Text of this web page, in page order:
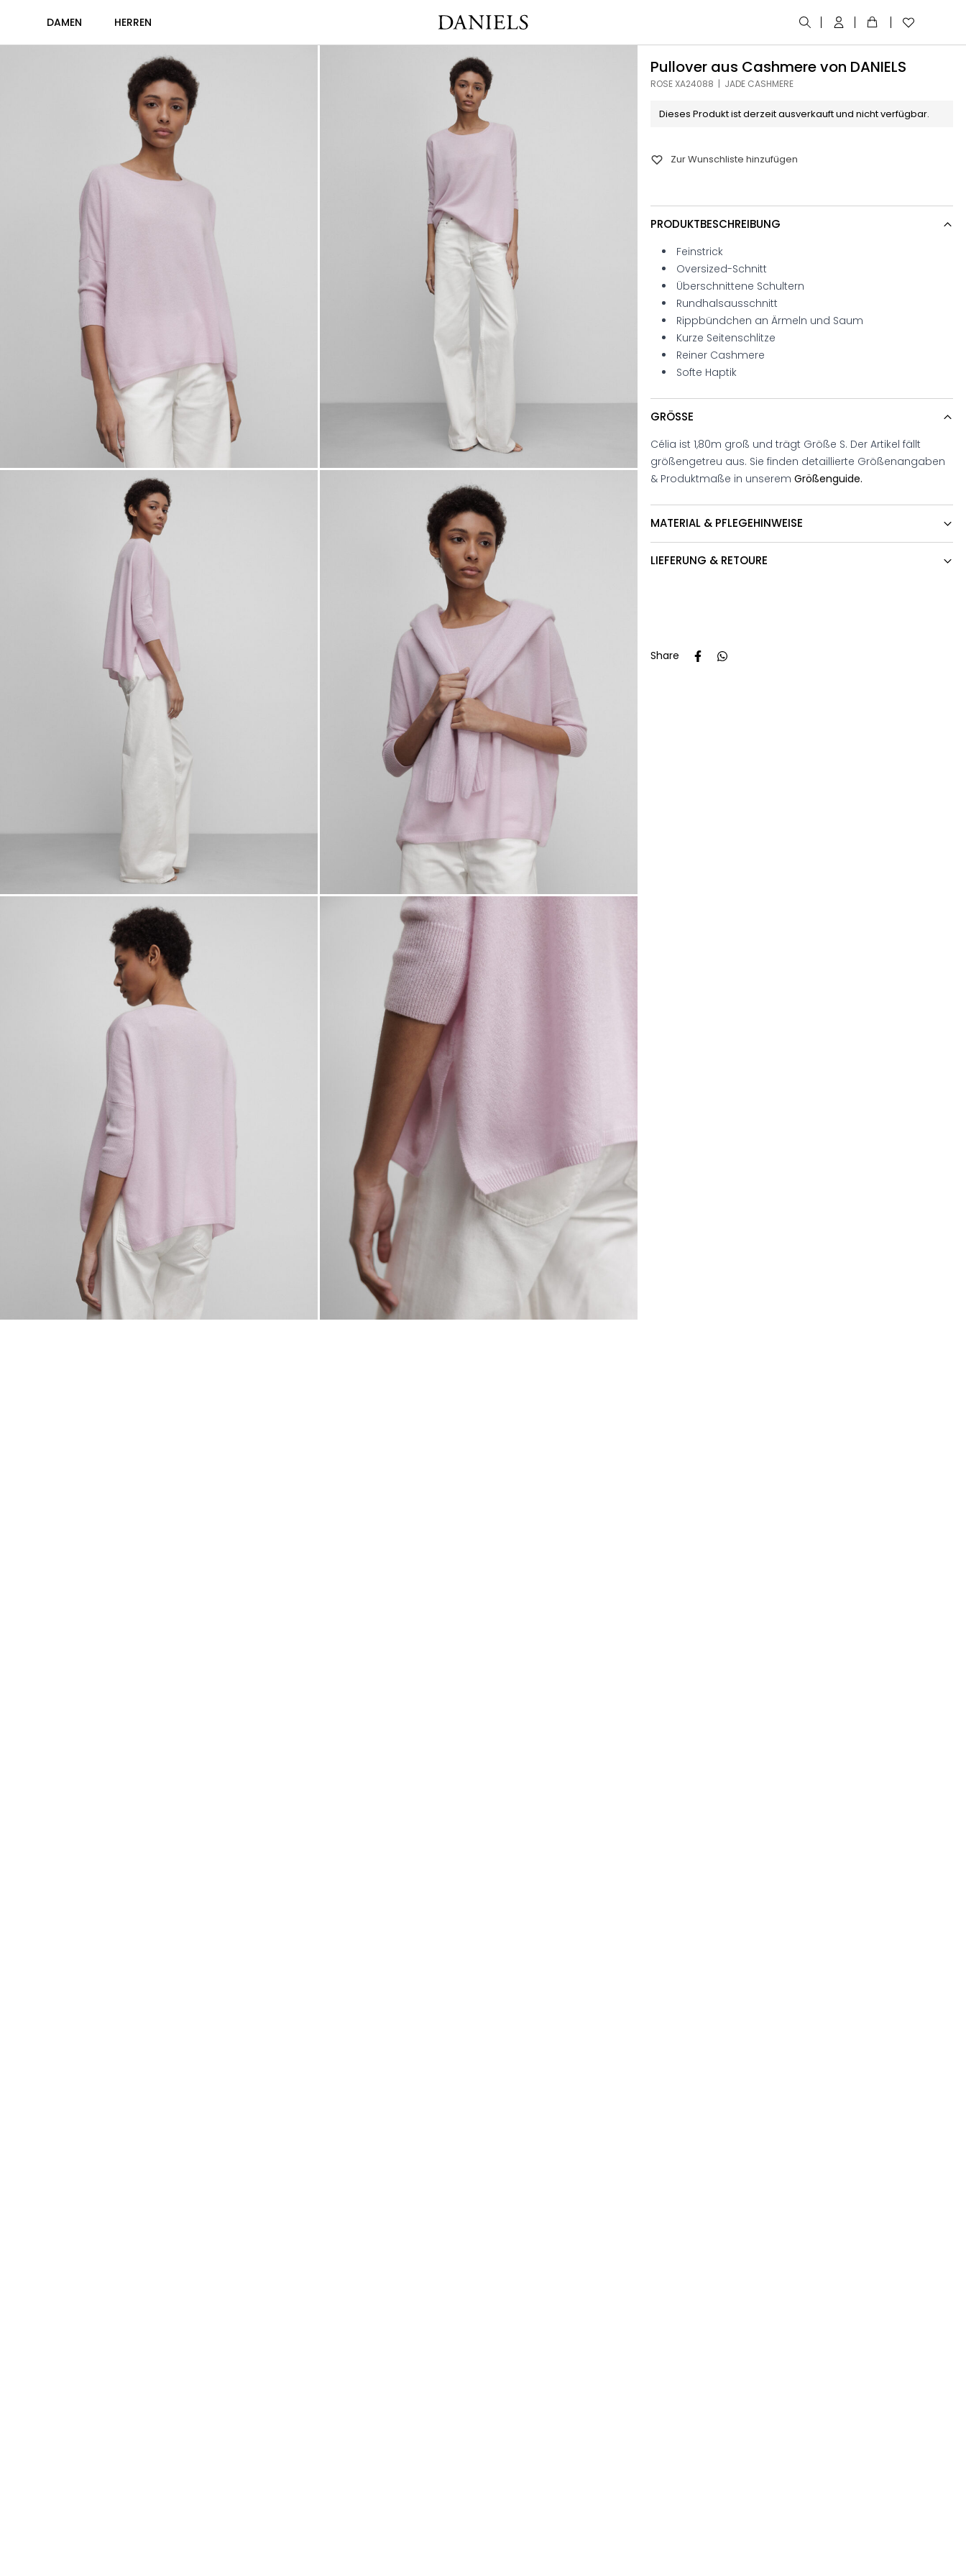
DAMEN HERREN
Pullover aus Cashmere von DANIELS
ROSE XA24088 | JADE CASHMERE
Dieses Produkt ist derzeit ausverkauft und nicht verfügbar.
Zur Wunschliste hinzufügen
PRODUKTBESCHREIBUNG
Feinstrick
Oversized-Schnitt
Überschnittene Schultern
Rundhalsausschnitt
Rippbündchen an Ärmeln und Saum
Kurze Seitenschlitze
Reiner Cashmere
Softe Haptik
GRÖSSE
Célia ist 1,80m groß und trägt Größe S. Der Artikel fällt
größengetreu aus. Sie finden detaillierte Größenangaben
& Produktmaße in unseremGrößenguide.
MATERIAL & PFLEGEHINWEISE
LIEFERUNG & RETOURE
Share